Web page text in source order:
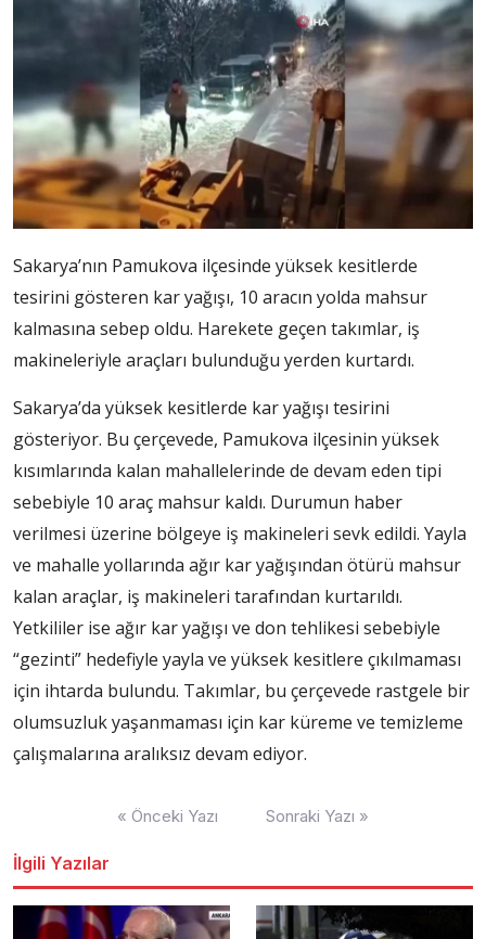
Sakarya’nın Pamukova ilçesinde yüksek kesitlerde
tesirini gösteren kar yağışı, 10 aracın yolda mahsur
kalmasına sebep oldu. Harekete geçen takımlar, iş
makineleriyle araçları bulunduğu yerden kurtardı.
Sakarya’da yüksek kesitlerde kar yağışı tesirini
gösteriyor. Bu çerçevede, Pamukova ilçesinin yüksek
kısımlarında kalan mahallelerinde de devam eden tipi
sebebiyle 10 araç mahsur kaldı. Durumun haber
verilmesi üzerine bölgeye iş makineleri sevk edildi. Yayla
ve mahalle yollarında ağır kar yağışından ötürü mahsur
kalan araçlar, iş makineleri tarafından kurtarıldı.
Yetkililer ise ağır kar yağışı ve don tehlikesi sebebiyle
“gezinti” hedefiyle yayla ve yüksek kesitlere çıkılmaması
için ihtarda bulundu. Takımlar, bu çerçevede rastgele bir
olumsuzluk yaşanmaması için kar küreme ve temizleme
çalışmalarına aralıksız devam ediyor.
« Önceki Yazı Sonraki Yazı »
İlgili Yazılar